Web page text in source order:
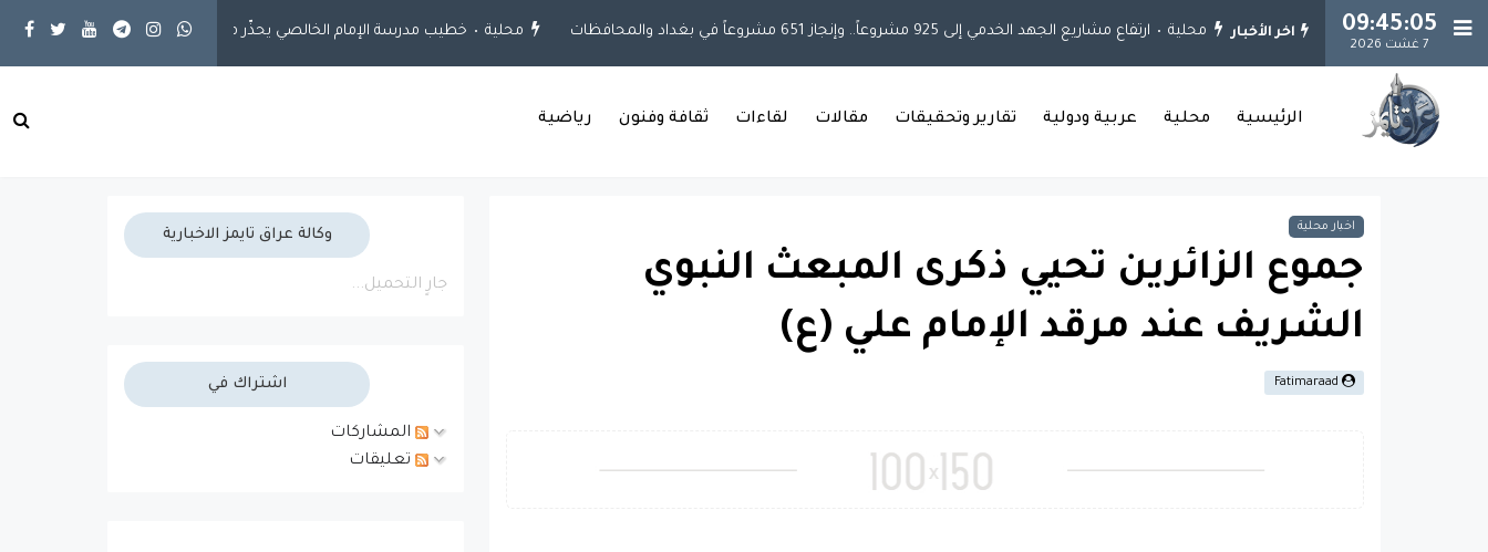
09:45:05
7 غشت 2026
اخر الأخبارمحلية ارتفاع مشاريع الجهد الخدمي إلى 925 مشروعاً.. وإنجاز 651 مشروعاً في بغداد والمحافظات محلية خطيب مدرسة الإمام الخالصي يحذّر من الاغترار بالقوة ويدعو إلى التوكل على
الرئيسية محلية عربية ودولية تقارير وتحقيقات مقالات لقاءات ثقافة وفنون رياضية
اخبار محلية
جموع الزائرين تحيي ذكرى المبعث النبوي
الشريف عند مرقد الإمام علي (ع)
Fatimaraad
وكالة عراق تايمز الاخبارية
جارٍ التحميل...
اشتراك في
المشاركات
تعليقات